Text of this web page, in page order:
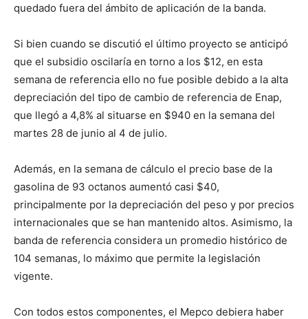
quedado fuera del ámbito de aplicación de la banda.
Si bien cuando se discutió el último proyecto se anticipó
que el subsidio oscilaría en torno a los $12, en esta
semana de referencia ello no fue posible debido a la alta
depreciación del tipo de cambio de referencia de Enap,
que llegó a 4,8% al situarse en $940 en la semana del
martes 28 de junio al 4 de julio.
Además, en la semana de cálculo el precio base de la
gasolina de 93 octanos aumentó casi $40,
principalmente por la depreciación del peso y por precios
internacionales que se han mantenido altos. Asimismo, la
banda de referencia considera un promedio histórico de
104 semanas, lo máximo que permite la legislación
vigente.
Con todos estos componentes, el Mepco debiera haber